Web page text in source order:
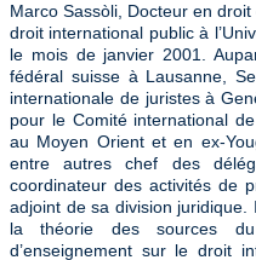
Marco Sassòli, Docteur en
droit international public à
le mois de janvier 2001.
fédéral suisse à Lausanne,
internationale de juristes à
pour le Comité international
au Moyen Orient et en ex-
entre autres chef des
coordinateur des activités de
adjoint de sa division
la théorie des sources
d’enseignement sur le droit